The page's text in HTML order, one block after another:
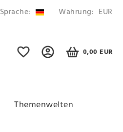
Sprache: Währung: EUR
0,00 EUR
Themenwelten